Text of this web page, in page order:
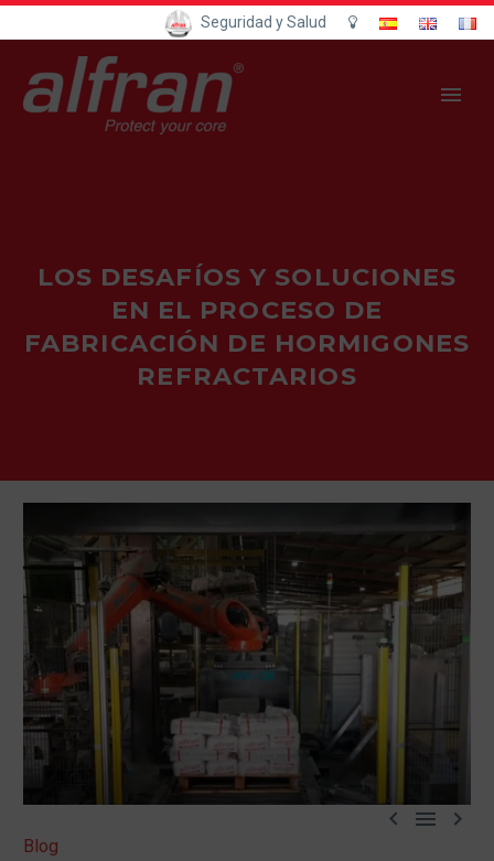
Seguridad y Salud
LOS DESAFÍOS Y SOLUCIONES
EN EL PROCESO DE
FABRICACIÓN DE HORMIGONES
REFRACTARIOS
  
Blog